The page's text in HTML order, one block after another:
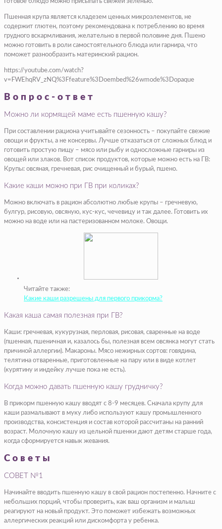
Готовое блюдо можно присыпать свежей зеленью.
Пшенная крупа является кладезем ценных микроэлементов, не
содержит глютен, поэтому рекомендована к потреблению во время
грудного вскармливания, желательно в первой половине дня. Пшено
можно готовить в роли самостоятельного блюда или гарнира, что
поможет разнообразить материнский рацион.
https://youtube.com/watch?
v=FWEhqRV_zNQ%3Ffeature%3Doembed%26wmode%3Dopaque
Вопрос-ответ
Можно ли кормящей маме есть пшенную кашу?
При составлении рациона учитывайте сезонность – покупайте свежие
овощи и фрукты, а не консервы. Лучше отказаться от сложных блюд и
готовить простую пищу – мясо или рыбу и односложные гарниры из
овощей или злаков. Вот список продуктов, которые можно есть на ГВ:
Крупы: овсяная, гречневая, рис очищенный и бурый, пшено.
Какие каши можно при ГВ при коликах?
Можно включать в рацион абсолютно любые крупы – гречневую,
булгур, рисовую, овсяную, кус-кус, чечевицу и так далее. Готовить их
можно на воде или на пастеризованном молоке. Овощи.
Читайте также:
Какие каши разрешены для первого прикорма?
Какая каша самая полезная при ГВ?
Каши: гречневая, кукурузная, перловая, рисовая, сваренные на воде
(пшенная, пшеничная и, казалось бы, полезная всем овсянка могут стать
причиной аллергии). Макароны. Мясо нежирных сортов: говядина,
телятина отваренные, приготовленные на пару или в виде котлет
(курятину и индейку лучше пока не есть).
Когда можно давать пшенную кашу грудничку?
В прикорм пшенную кашу вводят с 8-9 месяцев. Сначала крупу для
каши размалывают в муку либо используют кашу промышленного
производства, консистенция и состав которой рассчитаны на ранний
возраст. Молочную кашу из цельной пшенки дают детям старше года,
когда сформируется навык жевания.
Советы
СОВЕТ №1
Начинайте вводить пшенную кашу в свой рацион постепенно. Начните с
небольших порций, чтобы проверить, как ваш организм и малыш
реагируют на новый продукт. Это поможет избежать возможных
аллергических реакций или дискомфорта у ребенка.